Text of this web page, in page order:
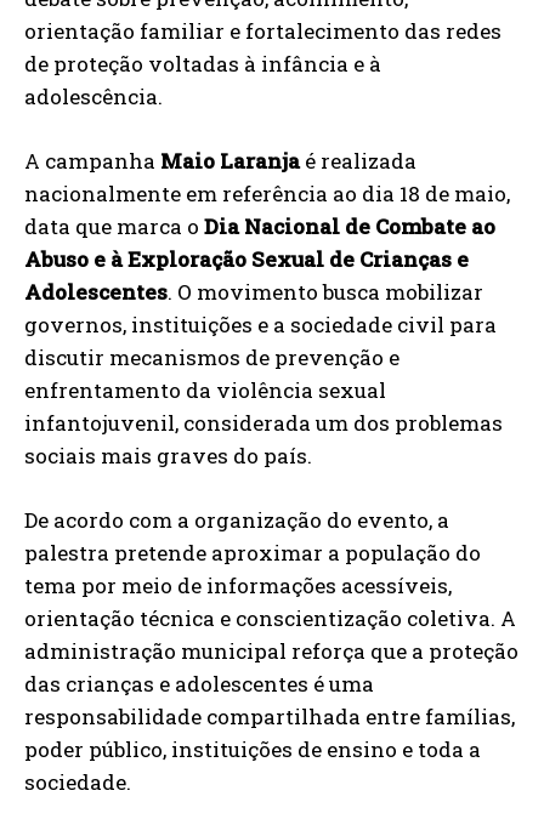
orientação familiar e fortalecimento das redes
de proteção voltadas à infância e à
adolescência.
A campanha Maio Laranjaé realizada
nacionalmente em referência ao dia 18 de maio,
data que marca o Dia Nacional de Combate ao
Abuso e à Exploração Sexual de Crianças e
Adolescentes. O movimento busca mobilizar
governos, instituições e a sociedade civil para
discutir mecanismos de prevenção e
enfrentamento da violência sexual
infantojuvenil, considerada um dos problemas
sociais mais graves do país.
De acordo com a organização do evento, a
palestra pretende aproximar a população do
tema por meio de informações acessíveis,
orientação técnica e conscientização coletiva. A
administração municipal reforça que a proteção
das crianças e adolescentes é uma
responsabilidade compartilhada entre famílias,
poder público, instituições de ensino e toda a
sociedade.